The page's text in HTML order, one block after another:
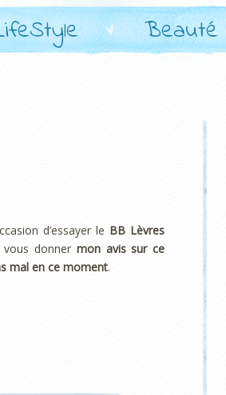
Beauté
d’essayer le BB Lèvres
vous donner mon avis sur ce
mal en ce moment.